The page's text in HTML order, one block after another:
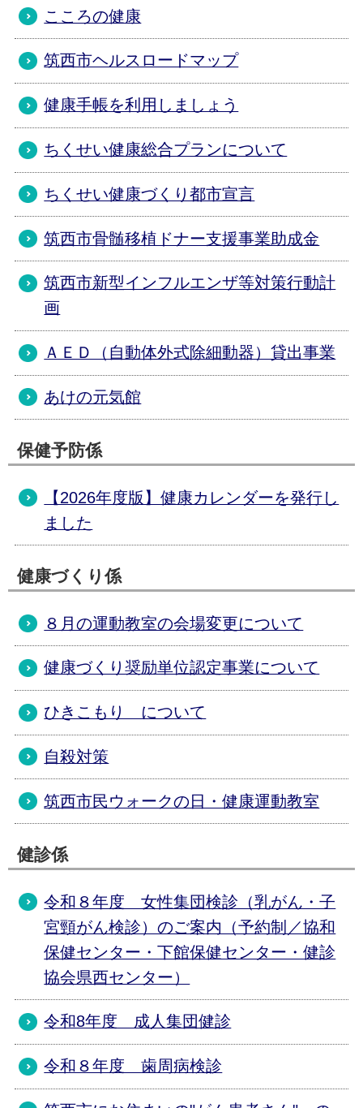
こころの健康
筑西市ヘルスロードマップ
健康手帳を利用しましょう
ちくせい健康総合プランについて
ちくせい健康づくり都市宣言
筑西市骨髄移植ドナー支援事業助成金
筑西市新型インフルエンザ等対策行動計
画
ＡＥＤ（自動体外式除細動器）貸出事業
あけの元気館
保健予防係
【2026年度版】健康カレンダーを発行し
ました
健康づくり係
８月の運動教室の会場変更について
健康づくり奨励単位認定事業について
ひきこもり について
自殺対策
筑西市民ウォークの日・健康運動教室
健診係
令和８年度 女性集団検診（乳がん・子
宮頸がん検診）のご案内（予約制／協和
保健センター・下館保健センター・健診
協会県西センター）
令和8年度 成人集団健診
令和８年度 歯周病検診